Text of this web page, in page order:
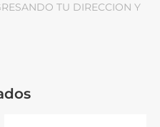
TU DIRECCION Y